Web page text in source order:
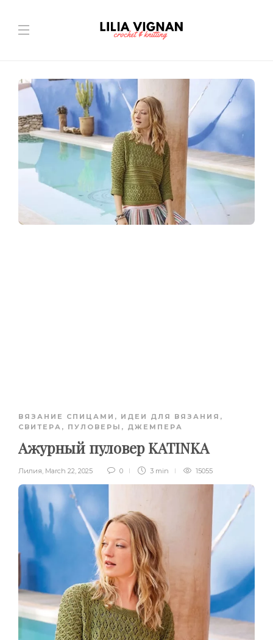
ВЯЗАНИЕ СПИЦАМИ , ИДЕИ ДЛЯ ВЯЗАНИЯ ,
СВИТЕРА, ПУЛОВЕРЫ, ДЖЕМПЕРА
Ажурный пуловер KATINKA
Лилия, March 22, 2025 0 3 min 15055